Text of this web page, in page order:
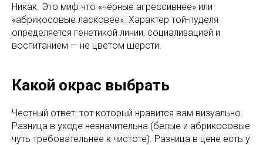
Никак. Это миф что «чёрные агрессивнее» или
«абрикосовые ласковее». Характер той-пуделя
определяется генетикой линии, социализацией и
воспитанием — не цветом шерсти.
Какой окрас выбрать
Честный ответ: тот который нравится вам визуально.
Разница в уходе незначительна (белые и абрикосовые
чуть требовательнее к чистоте). Разница в цене есть у